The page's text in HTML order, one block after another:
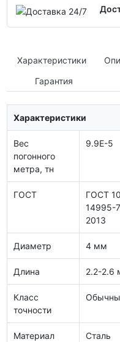
Характеристики
Гарантия
Характеристики
Вес
погонного
метра, тн
9.9E-5
ГОСТ
ГОСТ
14995-
2013
Диаметр 4 мм
Длина 2.2-2.6
Класс
точности
Материал Сталь